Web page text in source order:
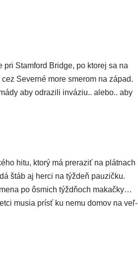
Stamford Bridge, po kto­rej sa na
Severné more sme­rom na západ.
aby odra­zi­li invá­ziu.. ale­bo.. aby
hitu, kto­rý má pre­ra­ziť na plát­nach
štáb aj her­ci na týž­deň pau­zič­ku.
po ôsmich týžd­ňoch makač­ky…
musia prí­sť ku nemu domov na veľ­